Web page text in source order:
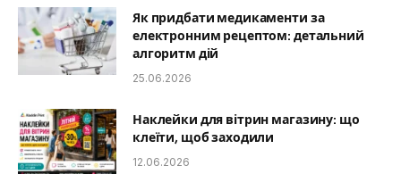
Як придбати медикаменти за
електронним рецептом: детальний
алгоритм дій
25.06.2026
Наклейки для вітрин магазину: що
клеїти, щоб заходили
12.06.2026